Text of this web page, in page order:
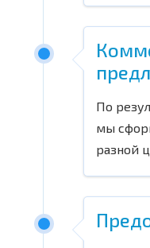
По
мы
разной